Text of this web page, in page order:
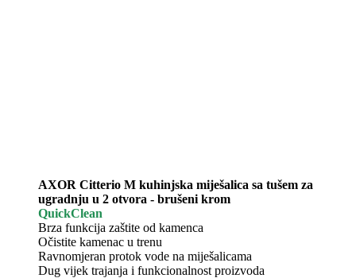
AXOR Citterio M kuhinjska miješalica sa tušem za
ugradnju u 2 otvora - brušeni krom
QuickClean
Brza funkcija zaštite od kamenca
Očistite kamenac u trenu
Ravnomjeran protok vode na miješalicama
Dug vijek trajanja i funkcionalnost proizvoda